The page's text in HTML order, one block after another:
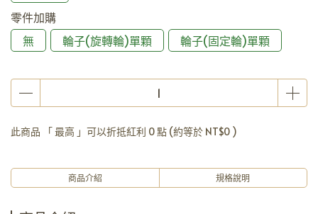
零件加購
無
輪子(旋轉輪)單顆 輪子(固定輪)單顆
此商品 「 最高 」可以折抵紅利 0點 (約等於 NT$0 )
商品介紹 規格說明